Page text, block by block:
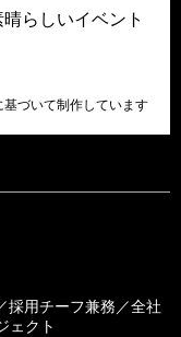
らしいイベント
基づいて制作しています
採用チーフ兼務／全社
ェクト